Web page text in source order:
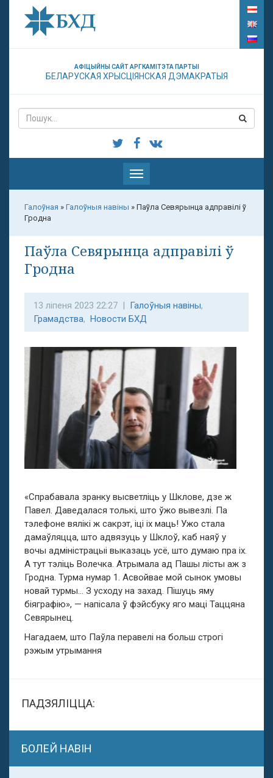
АФІЦЫЙНЫ САЙТ АРГКАМІТЭТА ПАРТЫІ
БЕЛАРУСКАЯ ХРЫСЦІЯНСКАЯ ДЭМАКРАТЫЯ
Паказаць
меню
Галоўная » Галоўныя навіны » Паўла Севярынца адправілі ў
Гродна
Паўла Севярынца адправілі ў
Гродна
13 ліпеня 2023 22:27 | Галоўныя навіны,
Грамадства, Новости БХД
«Спрабавала зранку высветліць у Шклове, дзе ж
Павел. Даведалася толькі, што ўжо вывезлі. Па
тэлефоне вялікі ж сакрэт, іці іх маць! Ужо стала
дамаўляцца, што адвязуць у Шклоў, каб наяў у
вочы адміністрацыі выказаць усё, што думаю пра іх.
А тут тэліць Волечка. Атрымала ад Пашы лісты аж з
Гродна. Турма нумар 1. Асвойвае мой сынок умовы
новай турмы… З усходу на захад. Пішуць яму
біяграфію», — напісала ў фэйсбуку яго маці Таццяна
Севярынец.
Нагадаем, што Паўла перавелі на больш строгі
рэжым утрымання
ПАДЗЯЛІЦЦА:
БОЛЕЙ НАВІН